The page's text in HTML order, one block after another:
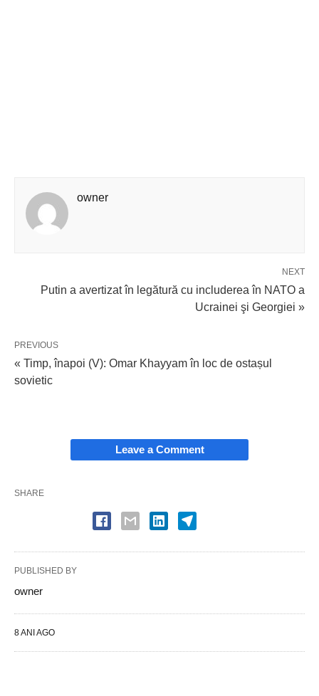
owner
NEXT
Putin a avertizat în legătură cu includerea în NATO a
Ucrainei şi Georgiei »
PREVIOUS
« Timp, înapoi (V): Omar Khayyam în loc de ostașul
sovietic
Leave a Comment
SHARE
PUBLISHED BY
owner
8 ANI AGO